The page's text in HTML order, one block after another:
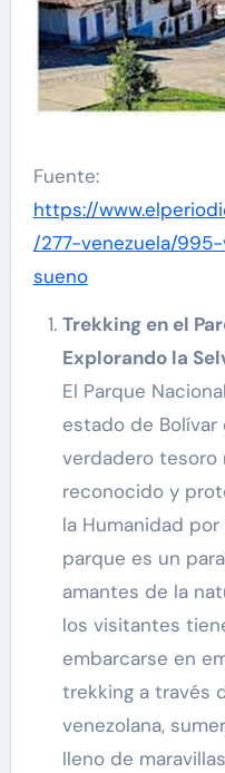
Fuente:
https://
/277-venezuela/
sueno
Trekking en el
Explorando la
El Parque
estado de Bolívar
verdadero tesoro
reconocido y
la Humanidad por
parque es un
amantes de la
los visitantes
embarcarse en
trekking a través
venezolana,
lleno de